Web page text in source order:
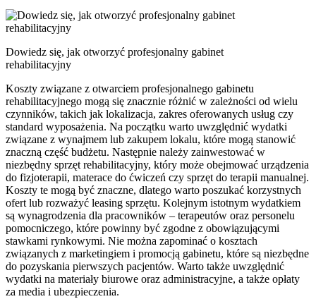
Dowiedz się, jak otworzyć profesjonalny gabinet
rehabilitacyjny
Koszty związane z otwarciem profesjonalnego gabinetu
rehabilitacyjnego mogą się znacznie różnić w zależności od wielu
czynników, takich jak lokalizacja, zakres oferowanych usług czy
standard wyposażenia. Na początku warto uwzględnić wydatki
związane z wynajmem lub zakupem lokalu, które mogą stanowić
znaczną część budżetu. Następnie należy zainwestować w
niezbędny sprzęt rehabilitacyjny, który może obejmować urządzenia
do fizjoterapii, materace do ćwiczeń czy sprzęt do terapii manualnej.
Koszty te mogą być znaczne, dlatego warto poszukać korzystnych
ofert lub rozważyć leasing sprzętu. Kolejnym istotnym wydatkiem
są wynagrodzenia dla pracowników – terapeutów oraz personelu
pomocniczego, które powinny być zgodne z obowiązującymi
stawkami rynkowymi. Nie można zapominać o kosztach
związanych z marketingiem i promocją gabinetu, które są niezbędne
do pozyskania pierwszych pacjentów. Warto także uwzględnić
wydatki na materiały biurowe oraz administracyjne, a także opłaty
za media i ubezpieczenia.